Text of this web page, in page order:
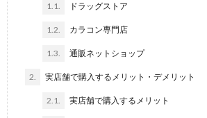
1.1. ドラッグストア
1.2. カラコン専門店
1.3. 通販ネットショップ
2. 実店舗で購入するメリット・デメリット
2.1. 実店舗で購入するメリット